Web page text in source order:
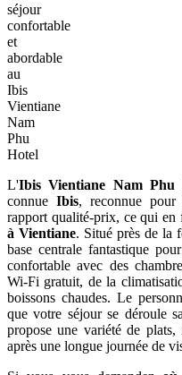
séjour
confortable
et
abordable
au
Ibis
Vientiane
Nam
Phu
Hotel
L'Ibis Vientiane Nam Phu
connue Ibis, reconnue pour
rapport qualité-prix, ce qui
à Vientiane. Situé près de la
base centrale fantastique
confortable avec des
Wi-Fi gratuit, de la
boissons chaudes. Le
que votre séjour se déroule
propose une variété de
après une longue journée de